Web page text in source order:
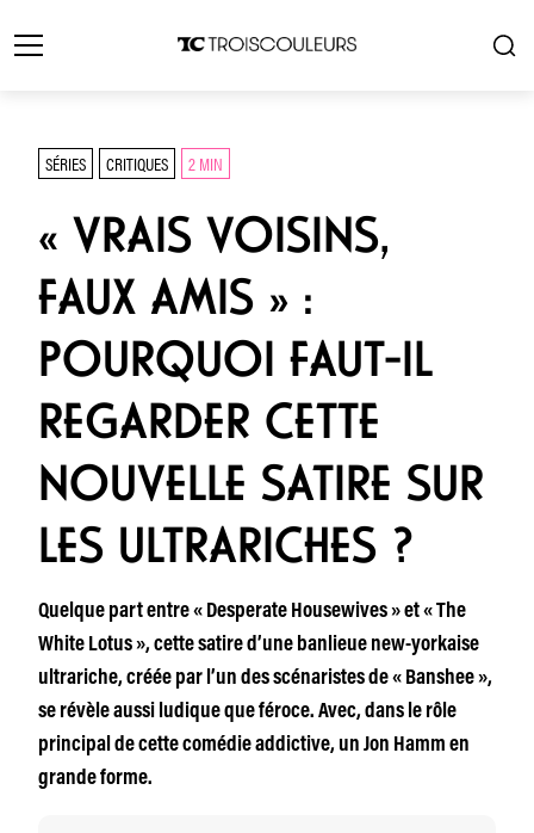
SÉRIES CRITIQUES 2 MIN
« VRAIS VOISINS,
FAUX AMIS » :
POURQUOI FAUT-IL
REGARDER CETTE
NOUVELLE SATIRE SUR
LES ULTRARICHES ?
Quelque part entre « Desperate Housewives » et « The
White Lotus », cette satire d’une banlieue new-yorkaise
ultrariche, créée par l’un des scénaristes de « Banshee »,
se révèle aussi ludique que féroce. Avec, dans le rôle
principal de cette comédie addictive, un Jon Hamm en
grande forme.